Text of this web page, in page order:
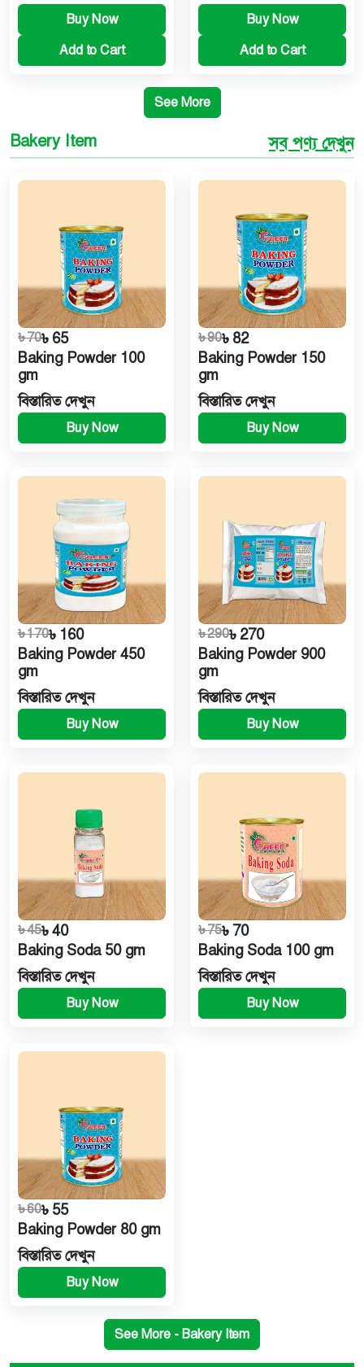
Buy Now
Add to Cart
Buy Now
Add to Cart
See More
Bakery Item সব পণ্য দেখুন
৳ 70৳ 65
Baking Powder 100
gm
বিস্তারিত দেখুন
Buy Now
৳ 90৳ 82
Baking Powder 150
gm
বিস্তারিত দেখুন
Buy Now
৳ 170৳ 160
Baking Powder 450
gm
বিস্তারিত দেখুন
Buy Now
৳ 290৳ 270
Baking Powder 900
gm
বিস্তারিত দেখুন
Buy Now
৳ 45৳ 40
Baking Soda 50 gm
বিস্তারিত দেখুন
Buy Now
৳ 75৳ 70
Baking Soda 100 gm
বিস্তারিত দেখুন
Buy Now
৳ 60৳ 55
Baking Powder 80 gm
বিস্তারিত দেখুন
Buy Now
See More - Bakery Item